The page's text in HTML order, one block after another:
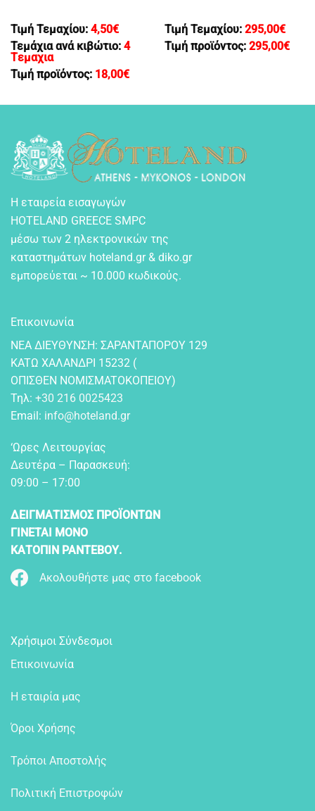
Τιμή Τεμαχίου: 4,50€
Τεμάχια ανά κιβώτιο: 4
Tεμαχια
Τιμή προϊόντος: 18,00€
Τιμή Τεμαχίου: 295,00€
Τιμή προϊόντος: 295,00€
Η εταιρεία εισαγωγών
HOTELAND GREECE SMPC
μέσω των 2 ηλεκτρονικών της
καταστημάτων hoteland.gr & diko.gr
εμπορεύεται ~ 10.000 κωδικούς.
Επικοινωνία
NEA ΔIEYΘYNΣH: ΣAPANTAΠOPOY 129
KATΩ XAΛANΔPI 15232 (
OΠIΣΘEN NOMIΣMATOKOΠEIOY)
Τηλ: +30 216 0025423
Email: info@hoteland.gr
‘Ωρες Λειτουργίας
Δευτέρα – Παρασκευή:
09:00 – 17:00
ΔΕΙΓΜΑΤΙΣΜΟΣ ΠΡΟΪΟΝΤΩΝ
ΓΙΝΕΤΑΙ ΜΟΝΟ
ΚΑΤΟΠΙΝ ΡΑΝΤΕΒΟΥ.
Ακολουθήστε μας στο facebook
Χρήσιμοι Σύνδεσμοι
Επικοινωνία
Η εταιρία μας
Όροι Χρήσης
Τρόποι Αποστολής
Πολιτική Επιστροφών